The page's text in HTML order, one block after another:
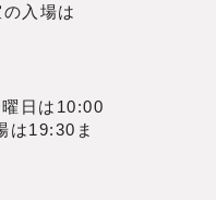
入場は
日は10:00
は19:30ま